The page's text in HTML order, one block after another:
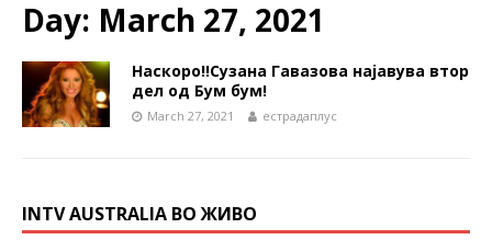
Day: March 27, 2021
Наскоро!!Сузана Гавазова најавува втор
дел од Бум бум!
March 27, 2021 естрадаплус
INTV AUSTRALIA ВО ЖИВО